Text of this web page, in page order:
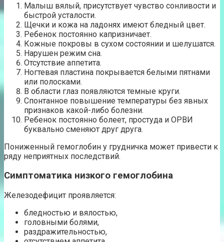
Малыш вялый, присутствует чувство сонливости и
быстрой усталости.
Щечки и кожа на ладонях имеют бледный цвет.
Ребенок постоянно капризничает.
Кожные покровы в сухом состоянии и шелушатся.
Нарушен режим сна.
Отсутствие аппетита.
Ногтевая пластина покрывается белыми пятнами
или полосками.
В области глаз появляются темные круги.
Спонтанное повышение температуры без явных
признаков какой-либо болезни.
Ребенок постоянно болеет, простуда и ОРВИ
буквально сменяют друг друга.
Пониженный гемоглобин у грудничка может привести к
ряду неприятных последствий.
Симптоматика низкого гемоглобина
Железодефицит проявляется:
бледностью и вялостью,
головными болями,
раздражительностью,